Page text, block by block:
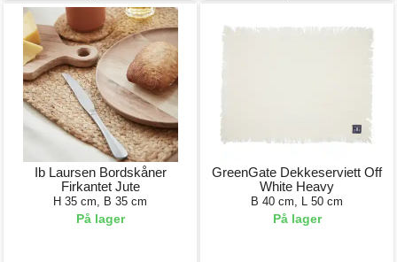
Ib Laursen Bordskåner
Firkantet Jute
H 35 cm, B 35 cm
På lager
GreenGate Dekkeserviett Off
White Heavy
B 40 cm, L 50 cm
På lager